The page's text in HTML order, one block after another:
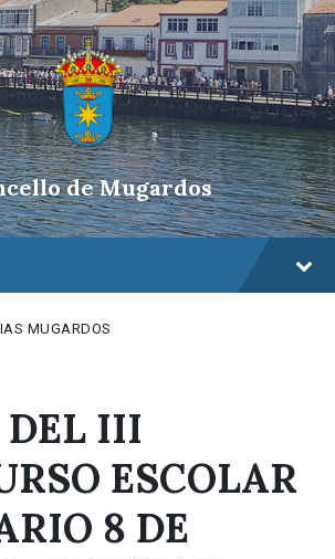
de Mugardos
MUGARDOS
DEL III
ESCOLAR
8 DE